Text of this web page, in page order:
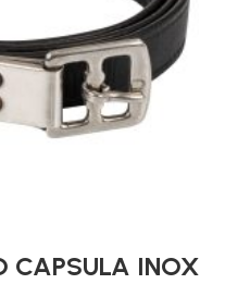
CAPSULA INOX